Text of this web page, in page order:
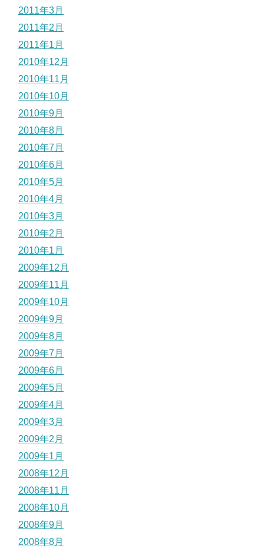
2011年3月
2011年2月
2011年1月
2010年12月
2010年11月
2010年10月
2010年9月
2010年8月
2010年7月
2010年6月
2010年5月
2010年4月
2010年3月
2010年2月
2010年1月
2009年12月
2009年11月
2009年10月
2009年9月
2009年8月
2009年7月
2009年6月
2009年5月
2009年4月
2009年3月
2009年2月
2009年1月
2008年12月
2008年11月
2008年10月
2008年9月
2008年8月